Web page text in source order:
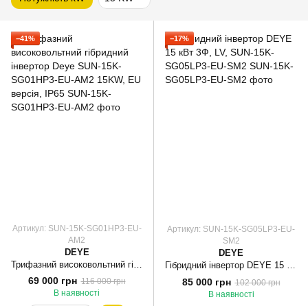
−41%
Артикул: SUN-15K-SG01HP3-EU-
AM2
DEYE
69 000 грн 116 000 грн
В наявності
−17%
Артикул: SUN-15K-SG05LP3-EU-
SM2
DEYE
Гібридний інвертор DEYE 15 кВт 3Ф, LV, SUN-15K-SG05LP3-EU-SM2
85 000 грн 102 000 грн
В наявності